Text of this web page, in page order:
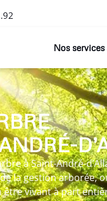
Nos services
à Saint-André-
la gestion arborée,
vivant à part